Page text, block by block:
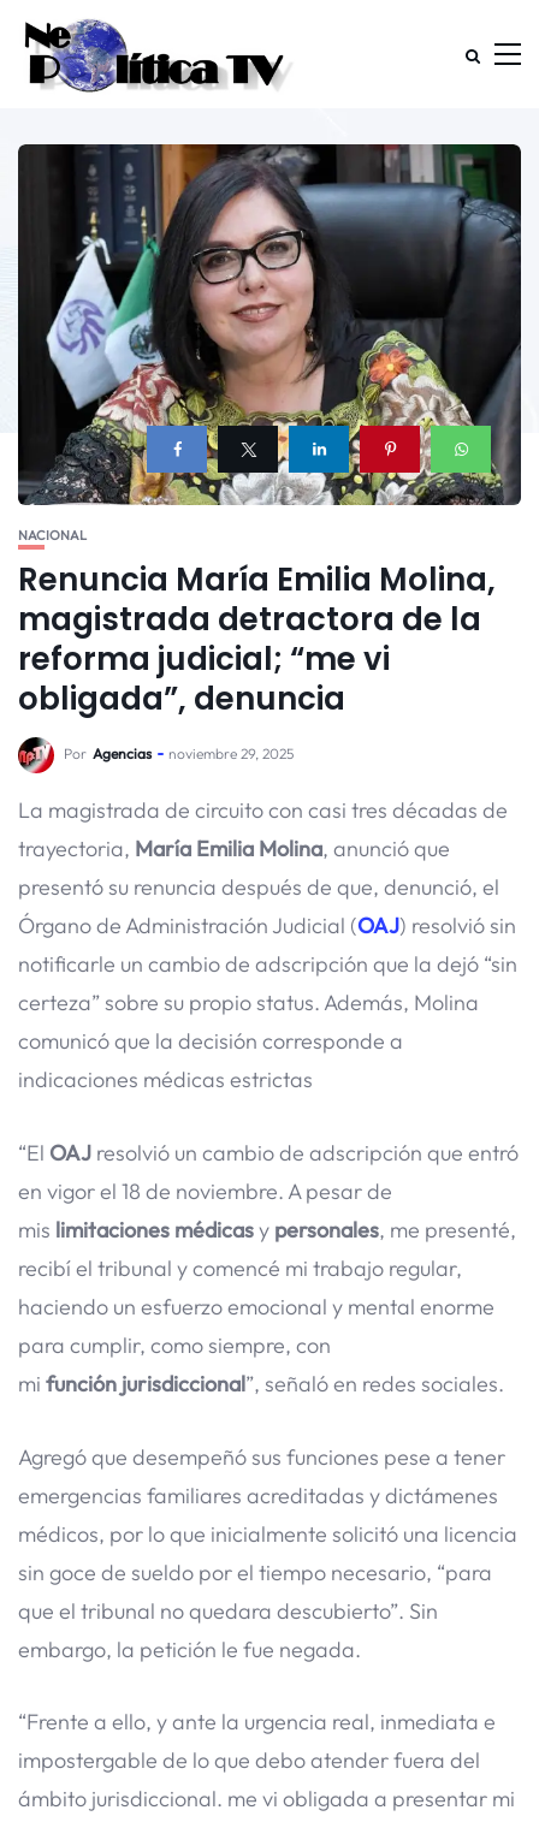
NACIONAL
Renuncia María Emilia Molina,
magistrada detractora de la
reforma judicial; “me vi
obligada”, denuncia
Por Agencias noviembre 29, 2025
La magistrada de circuito con casi tres décadas de
trayectoria, María Emilia Molina, anunció que
presentó su renuncia después de que, denunció, el
Órgano de Administración Judicial (OAJ) resolvió sin
notificarle un cambio de adscripción que la dejó “sin
certeza” sobre su propio status. Además, Molina
comunicó que la decisión corresponde a
indicaciones médicas estrictas
“El OAJ resolvió un cambio de adscripción que entró
en vigor el 18 de noviembre. A pesar de
mis limitaciones médicasy personales, me presenté,
recibí el tribunal y comencé mi trabajo regular,
haciendo un esfuerzo emocional y mental enorme
para cumplir, como siempre, con
mi función jurisdiccional”, señaló en redes sociales.
Agregó que desempeñó sus funciones pese a tener
emergencias familiares acreditadas y dictámenes
médicos, por lo que inicialmente solicitó una licencia
sin goce de sueldo por el tiempo necesario, “para
que el tribunal no quedara descubierto”. Sin
embargo, la petición le fue negada.
“Frente a ello, y ante la urgencia real, inmediata e
impostergable de lo que debo atender fuera del
ámbito jurisdiccional. me vi obligada a presentar mi